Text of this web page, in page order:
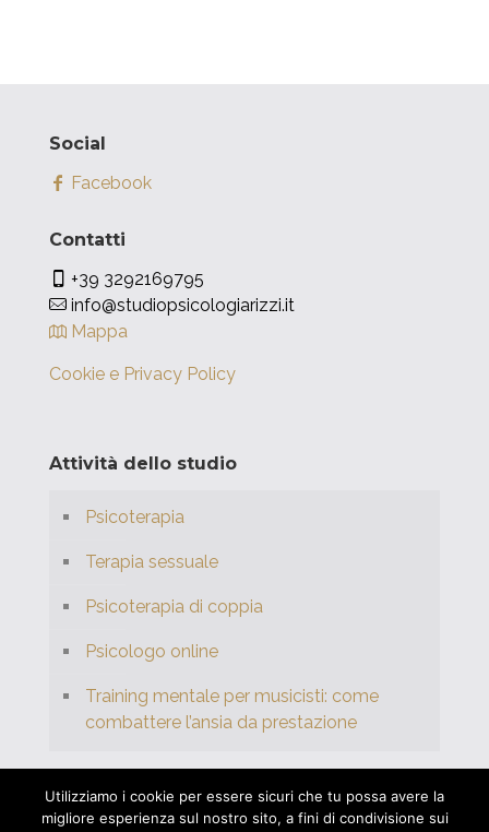
Social
Facebook
Contatti
+39 3292169795
info@studiopsicologiarizzi.it
Mappa
Cookie e Privacy Policy
Attività dello studio
Psicoterapia
Terapia sessuale
Psicoterapia di coppia
Psicologo online
Training mentale per musicisti: come
combattere l’ansia da prestazione
Utilizziamo i cookie per essere sicuri che tu possa avere la
migliore esperienza sul nostro sito, a fini di condivisione sui